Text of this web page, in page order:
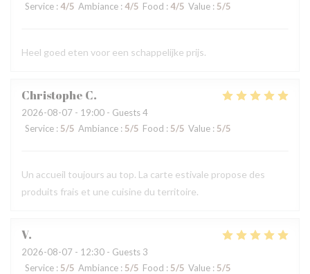
Service : 4/5 Ambiance : 4/5 Food : 4/5 Value : 5/5
Heel goed eten voor een schappelijke prijs.
Christophe C
2026-08-07 - 19:00 - Guests 4
Service : 5/5 Ambiance : 5/5 Food : 5/5 Value : 5/5
Un accueil toujours au top. La carte estivale propose des
produits frais et une cuisine du territoire.
V
2026-08-07 - 12:30 - Guests 3
Service : 5/5 Ambiance : 5/5 Food : 5/5 Value : 5/5